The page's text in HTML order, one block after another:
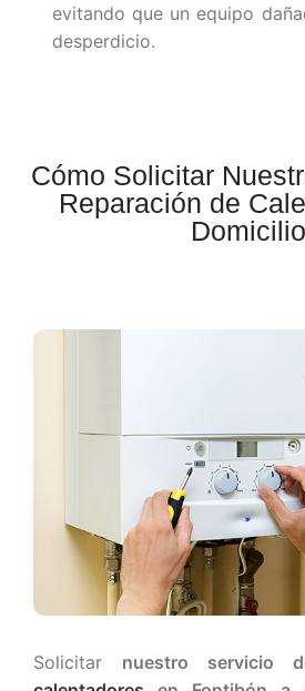
evitando que un equipo
desperdicio.
Cómo Solicitar
Reparación de
Domicilio
Solicitar nuestro servicio